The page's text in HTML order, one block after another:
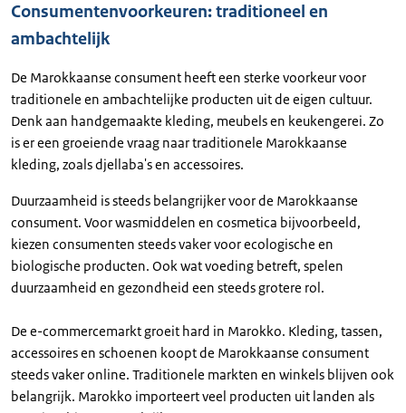
Consumentenvoorkeuren: traditioneel en
ambachtelijk
De Marokkaanse consument heeft een sterke voorkeur voor
traditionele en ambachtelijke producten uit de eigen cultuur.
Denk aan handgemaakte kleding, meubels en keukengerei. Zo
is er een groeiende vraag naar traditionele Marokkaanse
kleding, zoals djellaba's en accessoires.
Duurzaamheid is steeds belangrijker voor de Marokkaanse
consument. Voor wasmiddelen en cosmetica bijvoorbeeld,
kiezen consumenten steeds vaker voor ecologische en
biologische producten. Ook wat voeding betreft, spelen
duurzaamheid en gezondheid een steeds grotere rol.
De e-commercemarkt groeit hard in Marokko. Kleding, tassen,
accessoires en schoenen koopt de Marokkaanse consument
steeds vaker online. Traditionele markten en winkels blijven ook
belangrijk. Marokko importeert veel producten uit landen als